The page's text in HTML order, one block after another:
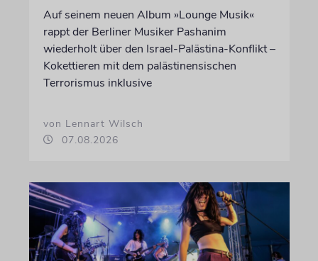
Auf seinem neuen Album »Lounge Musik«
rappt der Berliner Musiker Pashanim
wiederholt über den Israel-Palästina-Konflikt –
Kokettieren mit dem palästinensischen
Terrorismus inklusive
von Lennart Wilsch
07.08.2026